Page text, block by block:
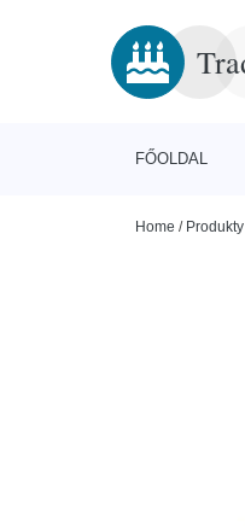
FŐOLDAL
Home / Produkty